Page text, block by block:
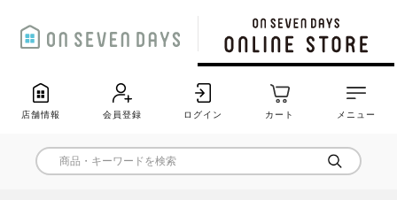
店舗情報 会員登録 ログイン カート メニュー